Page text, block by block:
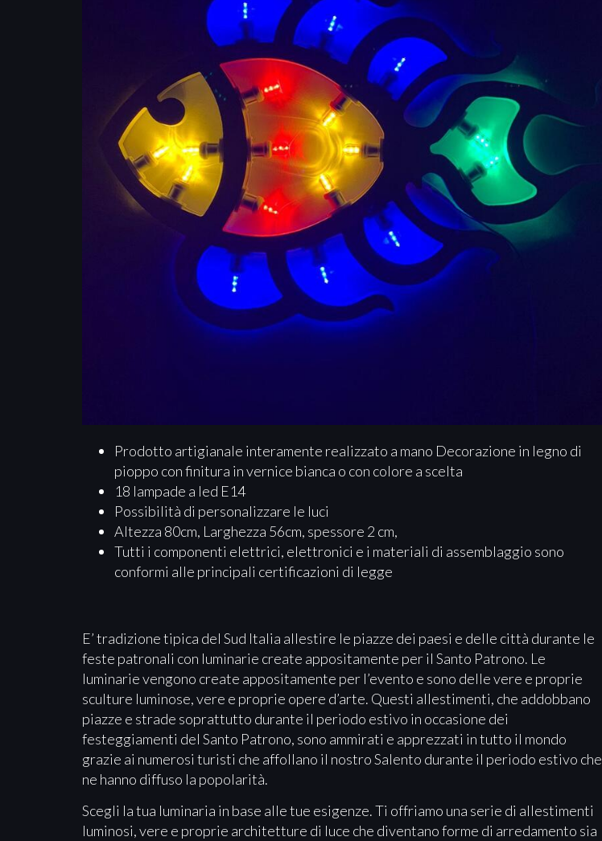
Prodotto artigianale interamente realizzato a mano Decorazione in legno di
pioppo con finitura in vernice bianca o con colore a scelta
18 lampade a led E14
Possibilità di personalizzare le luci
Altezza 80cm, Larghezza 56cm, spessore 2 cm,
Tutti i componenti elettrici, elettronici e i materiali di assemblaggio sono
conformi alle principali certificazioni di legge
E’ tradizione tipica del Sud Italia allestire le piazze dei paesi e delle città durante le
feste patronali con luminarie create appositamente per il Santo Patrono. Le
luminarie vengono create appositamente per l’evento e sono delle vere e proprie
sculture luminose, vere e proprie opere d’arte. Questi allestimenti, che addobbano
piazze e strade soprattutto durante il periodo estivo in occasione dei
festeggiamenti del Santo Patrono, sono ammirati e apprezzati in tutto il mondo
grazie ai numerosi turisti che affollano il nostro Salento durante il periodo estivo che
ne hanno diffuso la popolarità.
Scegli la tua luminaria in base alle tue esigenze. Ti offriamo una serie di allestimenti
luminosi, vere e proprie architetture di luce che diventano forme di arredamento sia